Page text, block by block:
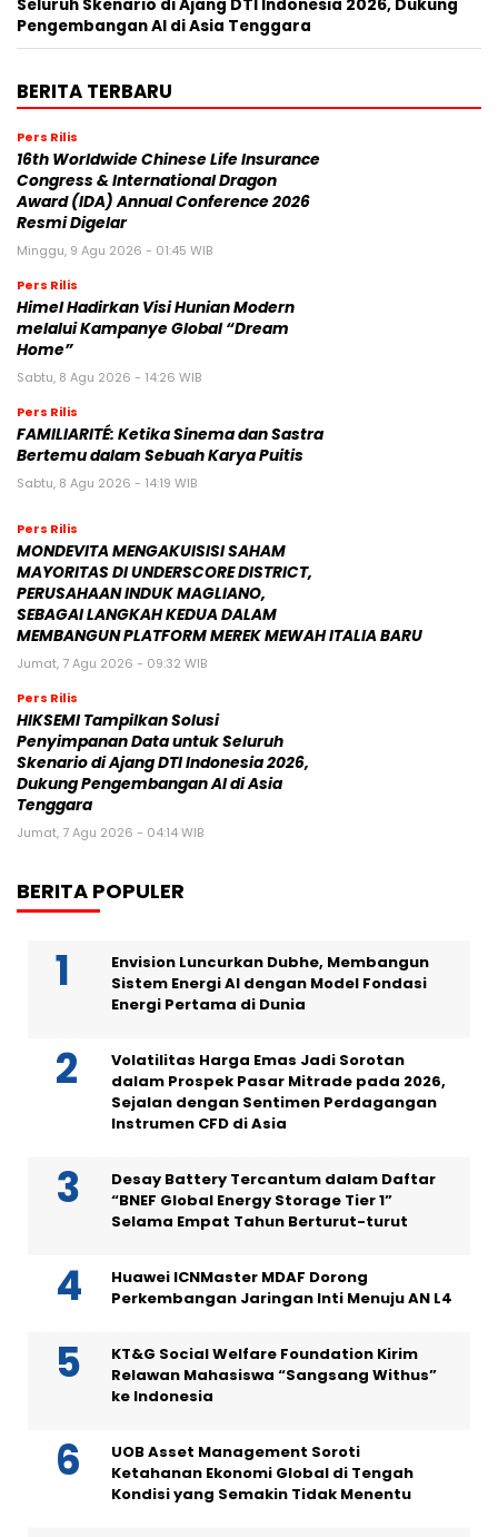
Seluruh Skenario di Ajang DTI Indonesia 2026, Dukung
Pengembangan AI di Asia Tenggara
BERITA TERBARU
Pers Rilis
16th Worldwide Chinese Life Insurance
Congress & International Dragon
Award (IDA) Annual Conference 2026
Resmi Digelar
Minggu, 9 Agu 2026 - 01:45 WIB
Pers Rilis
Himel Hadirkan Visi Hunian Modern
melalui Kampanye Global “Dream
Home”
Sabtu, 8 Agu 2026 - 14:26 WIB
Pers Rilis
FAMILIARITÉ: Ketika Sinema dan Sastra
Bertemu dalam Sebuah Karya Puitis
Sabtu, 8 Agu 2026 - 14:19 WIB
Pers Rilis
MONDEVITA MENGAKUISISI SAHAM
MAYORITAS DI UNDERSCORE DISTRICT,
PERUSAHAAN INDUK MAGLIANO,
SEBAGAI LANGKAH KEDUA DALAM
MEMBANGUN PLATFORM MEREK MEWAH ITALIA BARU
Jumat, 7 Agu 2026 - 09:32 WIB
Pers Rilis
HIKSEMI Tampilkan Solusi
Penyimpanan Data untuk Seluruh
Skenario di Ajang DTI Indonesia 2026,
Dukung Pengembangan AI di Asia
Tenggara
Jumat, 7 Agu 2026 - 04:14 WIB
BERITA POPULER
Envision Luncurkan Dubhe, Membangun
Sistem Energi AI dengan Model Fondasi
Energi Pertama di Dunia
Volatilitas Harga Emas Jadi Sorotan
dalam Prospek Pasar Mitrade pada 2026,
Sejalan dengan Sentimen Perdagangan
Instrumen CFD di Asia
Desay Battery Tercantum dalam Daftar
“BNEF Global Energy Storage Tier 1”
Selama Empat Tahun Berturut-turut
Huawei ICNMaster MDAF Dorong
Perkembangan Jaringan Inti Menuju AN L4
KT&G Social Welfare Foundation Kirim
Relawan Mahasiswa “Sangsang Withus”
ke Indonesia
UOB Asset Management Soroti
Ketahanan Ekonomi Global di Tengah
Kondisi yang Semakin Tidak Menentu